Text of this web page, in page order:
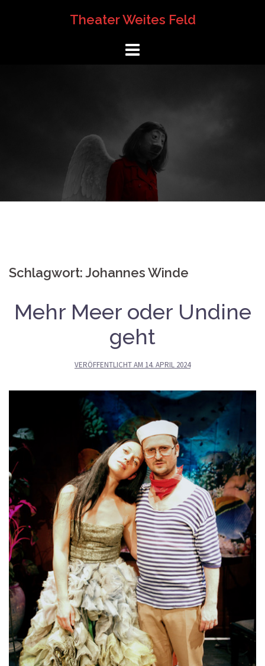
Theater Weites Feld
Schlagwort:Johannes Winde
Mehr Meer oder Undine
geht
VERÖFFENTLICHT AM 14. APRIL 2024